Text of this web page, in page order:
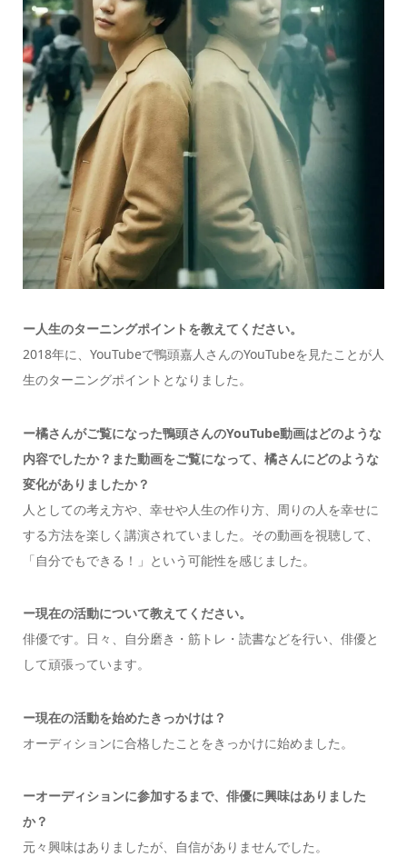
ー人生のターニングポイントを教えてください。
2018年に、YouTubeで鴨頭嘉人さんのYouTubeを見たことが人
生のターニングポイントとなりました。
ー橘さんがご覧になった鴨頭さんのYouTube動画はどのような
内容でしたか？また動画をご覧になって、橘さんにどのような
変化がありましたか？
人としての考え方や、幸せや人生の作り方、周りの人を幸せに
する方法を楽しく講演されていました。その動画を視聴して、
「自分でもできる！」という可能性を感じました。
ー現在の活動について教えてください。
俳優です。日々、自分磨き・筋トレ・読書などを行い、俳優と
して頑張っています。
ー現在の活動を始めたきっかけは？
オーディションに合格したことをきっかけに始めました。
ーオーディションに参加するまで、俳優に興味はありました
か？
元々興味はありましたが、自信がありませんでした。